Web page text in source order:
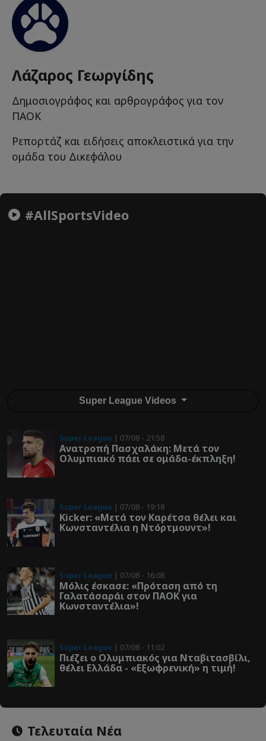
Λάζαρος Γεωργίδης
Δημοσιογράφος και αρθρογράφος για τον
ΠΑΟΚ
Ρεπορτάζ και ειδήσεις αποκλειστικά για την
ομάδα του Δικεφάλου
#AllSportsVideo
Super League Videos
Super League | 07/08 - 21:58
Ανατροπή Πασχαλάκη: Μετά τον
Ολυμπιακό πάει σε ομάδα-έκπληξη!
Super League | 07/08 - 19:18
Kicker: «Μετά τον Καρέτσα θέλει και
Κωνσταντέλια η Ντόρτμουντ»!
Super League | 07/08 - 16:08
Μόλις έσκασε: «Πρόταση από τη
Γαλατάσαράι στον ΠΑΟΚ για
Κωνσταντέλια»!
Super League | 07/08 - 11:02
Πιέζει ο Ολυμπιακός για Νταβιτασβίλι,
θέλει Ελλάδα - «Εξωφρενική» η τιμή!
Τελευταία Νέα